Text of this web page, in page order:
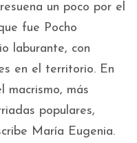
un poco por el
fue Pocho
laburante, con
en el territorio. En
macrismo, más
populares,
María Eugenia.